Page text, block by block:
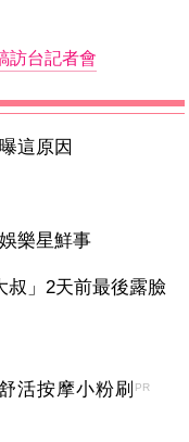
訪台記者會
這原因
樂星鮮事
叔」2天前最後露臉
活按摩小粉刷 PR